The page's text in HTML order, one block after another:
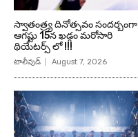
స్వాతంత్ర్య దినోత్సవం సందర్బంగా
ఆగష్టు 15న ఖడ్గం మరోసారి
థియేటర్స్ లో !!!
టాలీవుడ్ August 7, 2026